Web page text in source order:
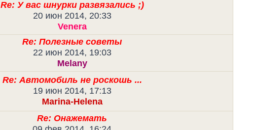
Re: У вас шнурки развязались ;)
20 июн 2014, 20:33
Venera
Re: Полезные советы
22 июн 2014, 19:03
Melany
Re: Автомобиль не роскошь ...
19 июн 2014, 17:13
Marina-Helena
Re: Онажемать